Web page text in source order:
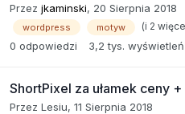
Przez jkaminski, 20 Sierpnia 2018
wordpress motyw (i 2
0 odpowiedzi 3,2 tys. wyświetleń
ShortPixel za ułamek ceny
Przez Lesiu, 11 Sierpnia 2018